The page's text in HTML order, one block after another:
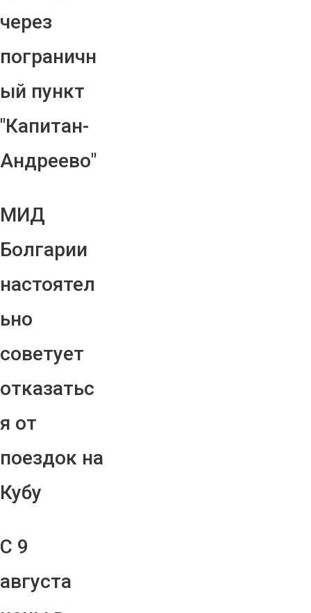
через
пограничн
ый пункт
"Капитан-
Андреево"
МИД
Болгарии
настоятел
ьно
советует
отказатьс
я от
поездок на
Кубу
С 9
августа